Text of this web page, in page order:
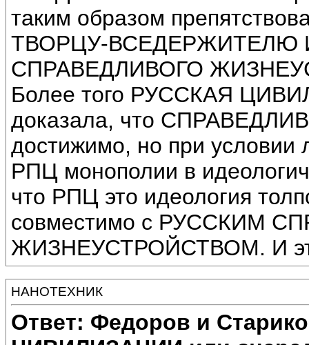
таким образом
ТВОРЦУ-ВСЕДЕРЖИТЕЛЮ
СПРАВЕДЛИВОГО
Более того РУССКАЯ
доказала, что
достижимо, но при условии
РПЦ монополии в
что РПЦ это идеология
совместимо с РУССКИМ
ЖИЗНЕУСТРОЙСТВОМ. И это
НАНОТЕХНИК
Ответ: Федоров и